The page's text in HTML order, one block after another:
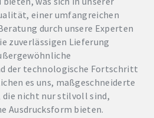
einer umfangreichen
durch unsere Experten
zuverlässigen Lieferung
der technologische Fortschritt
es uns, maßgeschneiderte
die nicht nur stilvoll sind,
Ausdrucksform bieten.